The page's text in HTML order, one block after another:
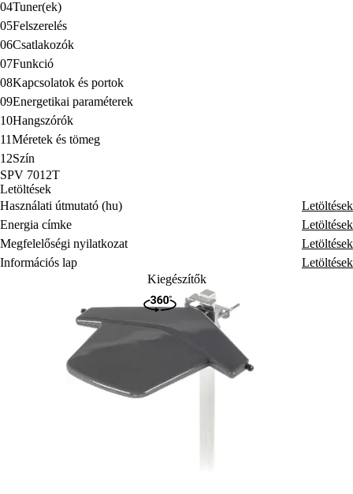
04Tuner(ek)
05Felszerelés
06Csatlakozók
07Funkció
08Kapcsolatok és portok
09Energetikai paraméterek
10Hangszórók
11Méretek és tömeg
12Szín
SPV 7012T
Letöltések
Használati útmutató (hu)
Letöltések
Energia címke
Letöltések
Megfelelőségi nyilatkozat
Letöltések
Információs lap
Letöltések
Kiegészítők